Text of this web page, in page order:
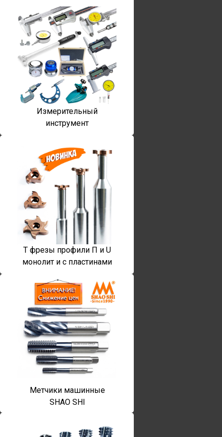
Измерительный
инструмент
T фрезы профили П и U
монолит и с пластинами
Метчики машинные
SHAO SHI